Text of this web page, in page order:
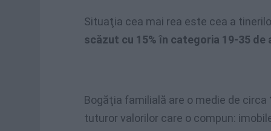
Situaţia cea mai rea este cea a
scăzut cu 15% în categoria 19-35 de
Bogăţia familială are o medie de circa
tuturor valorilor care o compun: